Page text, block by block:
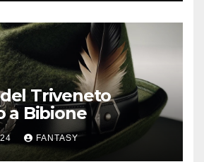
Triveneto
a Bibione
FANTASY